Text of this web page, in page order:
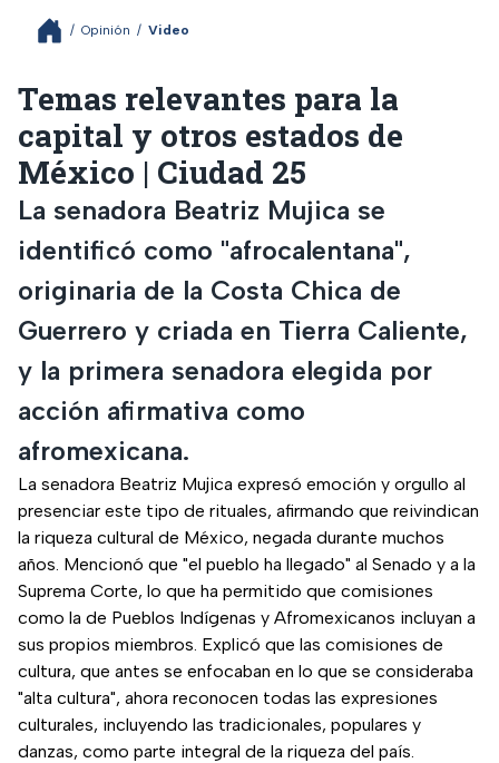
/ Opinión / Video
Temas relevantes para la
capital y otros estados de
México | Ciudad 25
La senadora Beatriz Mujica se
identificó como "afrocalentana",
originaria de la Costa Chica de
Guerrero y criada en Tierra Caliente,
y la primera senadora elegida por
acción afirmativa como
afromexicana.
La senadora Beatriz Mujica expresó emoción y orgullo al
presenciar este tipo de rituales, afirmando que reivindican
la riqueza cultural de México, negada durante muchos
años. Mencionó que "el pueblo ha llegado" al Senado y a la
Suprema Corte, lo que ha permitido que comisiones
como la de Pueblos Indígenas y Afromexicanos incluyan a
sus propios miembros. Explicó que las comisiones de
cultura, que antes se enfocaban en lo que se consideraba
"alta cultura", ahora reconocen todas las expresiones
culturales, incluyendo las tradicionales, populares y
danzas, como parte integral de la riqueza del país.